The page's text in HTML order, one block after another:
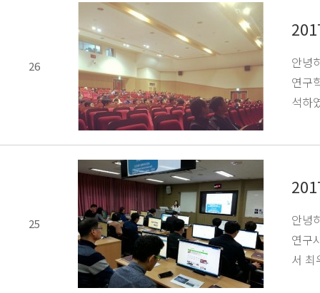
26
안녕
연구
석하
25
안녕
연구
서 최